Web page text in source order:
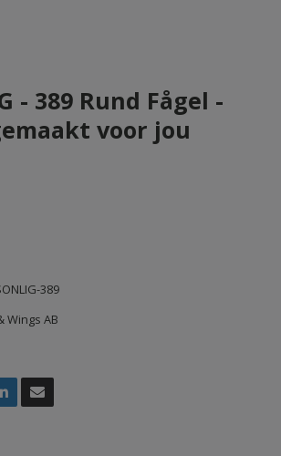
- 389 Rund Fågel -
voor jou
389
Wings AB